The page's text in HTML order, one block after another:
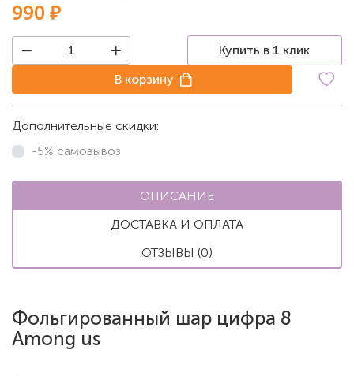
990 ₽
Купить в 1 клик
В корзину
Дополнительные скидки:
-5% самовывоз
ОПИСАНИЕ
ДОСТАВКА И ОПЛАТА
ОТЗЫВЫ (0)
Фольгированный шар цифра 8
Among us